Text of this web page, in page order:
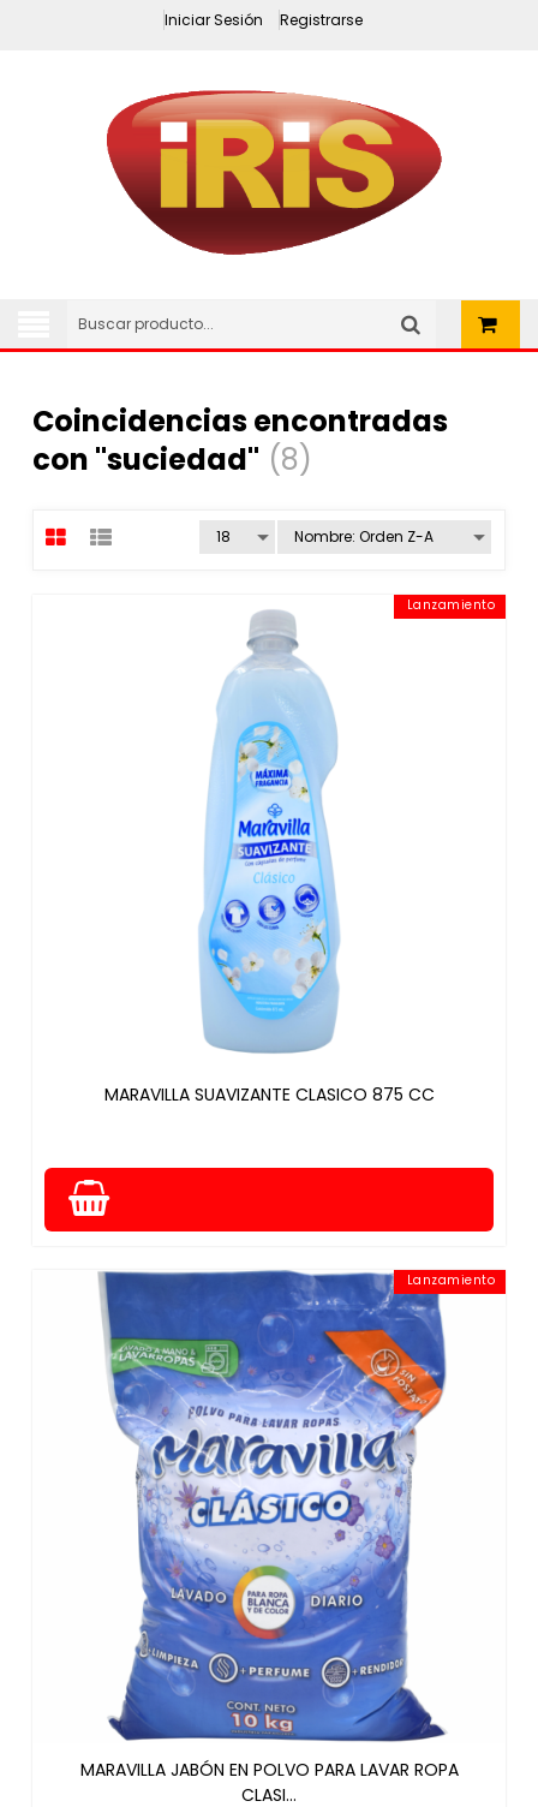
Iniciar Sesión Registrarse
Coincidencias encontradas
con "suciedad" (8)
Lanzamiento
MARAVILLA SUAVIZANTE CLASICO 875 CC
Lanzamiento
MARAVILLA JABÓN EN POLVO PARA LAVAR ROPA
CLASI...